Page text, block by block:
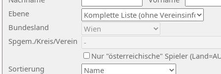
Ebene
Sortierung
Bundesland
Spgem./Kreis/Verein
Nur "österreichische" Spieler